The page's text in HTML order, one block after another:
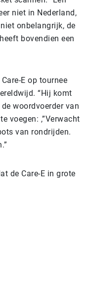
niet in Nederland,
onbelangrijk, de
bovendien een
E op tournee
“Hij komt
woordvoerder van
voegen: ,”Verwacht
van rondrijden.
de Care-E in grote